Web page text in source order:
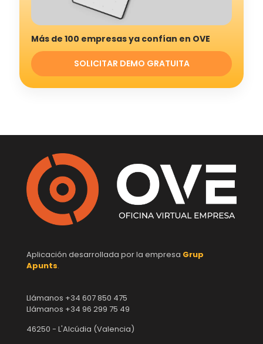
Más de 100 empresas ya confían en OVE
SOLICITAR DEMO GRATUITA
Aplicación desarrollada por la empresa Grup
Apunts.
Llámanos +34 607 850 475
Llámanos +34 96 299 75 49
46250 - L'Alcúdia (Valencia)